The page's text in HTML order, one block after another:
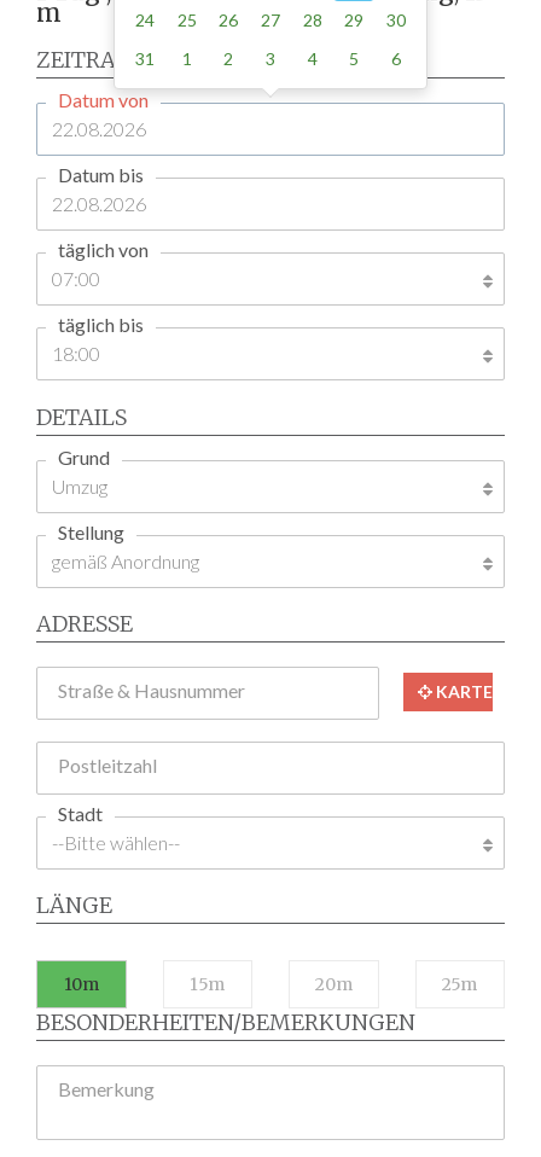
m
ZEITRAUM
Datum von
Datum bis
täglich von
täglich bis
DETAILS
Grund
Stellung
ADRESSE
Straße & Hausnummer KARTE
Postleitzahl
Stadt
LÄNGE
10m 15m 20m 25m
BESONDERHEITEN/BEMERKUNGEN
Bemerkung
24
25 26 27 28 29
30
31
1 2 3 4 5 6